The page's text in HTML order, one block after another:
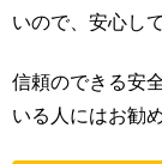
いので、安心し
信頼のできる安
いる人にはお勧